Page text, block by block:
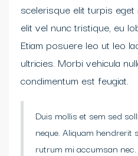
scelerisque elit turpis
elit vel nunc tristique, eu
Etiam posuere leo ut leo
ultricies. Morbi vehicula
condimentum est feugiat.
Duis mollis et sem sed
neque. Aliquam hendrerit
rutrum mi accumsan nec.